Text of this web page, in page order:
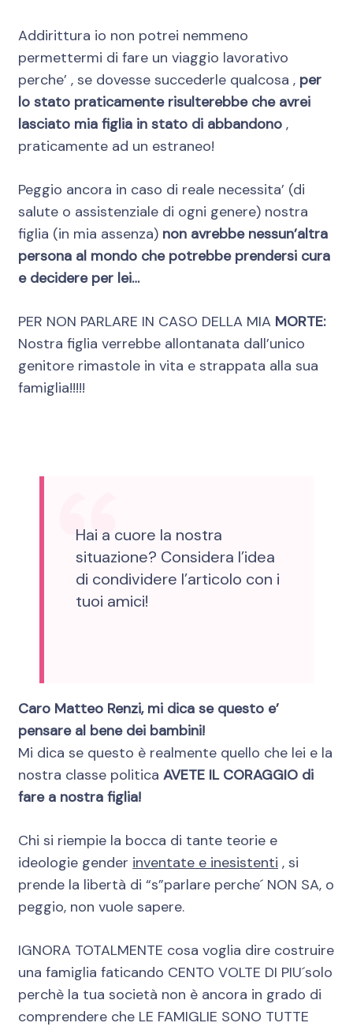
Addirittura io non potrei nemmeno
permettermi di fare un viaggio lavorativo
perche’ , se dovesse succederle qualcosa , per
lo stato praticamente risulterebbe che avrei
lasciato mia figlia in stato di abbandono ,
praticamente ad un estraneo!
Peggio ancora in caso di reale necessita’ (di
salute o assistenziale di ogni genere) nostra
figlia (in mia assenza) non avrebbe nessun’altra
persona al mondo che potrebbe prendersi cura
e decidere per lei…
PER NON PARLARE IN CASO DELLA MIA MORTE:
Nostra figlia verrebbe allontanata dall’unico
genitore rimastole in vita e strappata alla sua
famiglia!!!!!
Hai a cuore la nostra
situazione? Considera l’idea
di condividere l’articolo con i
tuoi amici!
Caro Matteo Renzi, mi dica se questo e’
pensare al bene dei bambini!
Mi dica se questo è realmente quello che lei e la
nostra classe politica AVETE IL CORAGGIO di
fare a nostra figlia!
Chi si riempie la bocca di tante teorie e
ideologie gender inventate e inesistenti , si
prende la libertà di “s”parlare perche´ NON SA, o
peggio, non vuole sapere.
IGNORA TOTALMENTE cosa voglia dire costruire
una famiglia faticando CENTO VOLTE DI PIU´solo
perchè la tua società non è ancora in grado di
comprendere che LE FAMIGLIE SONO TUTTE